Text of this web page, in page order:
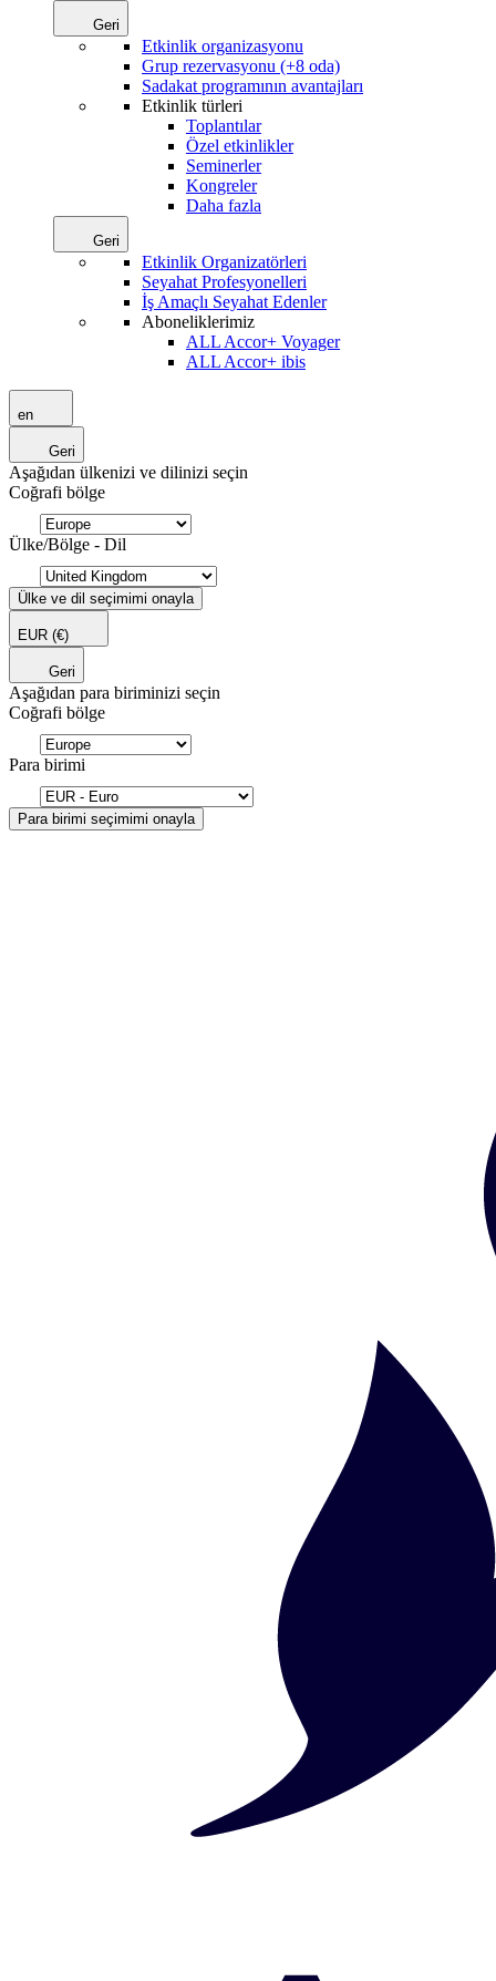
Geri
Etkinlik organizasyonu
Grup rezervasyonu (+8 oda)
Sadakat programının avantajları
Etkinlik türleri
Toplantılar
Özel etkinlikler
Seminerler
Kongreler
Daha fazla
Geri
Etkinlik Organizatörleri
Seyahat Profesyonelleri
İş Amaçlı Seyahat Edenler
Aboneliklerimiz
ALL Accor+ Voyager
ALL Accor+ ibis
en
Geri
Aşağıdan ülkenizi ve dilinizi seçin
Coğrafi bölge
Ülke/Bölge - Dil
Ülke ve dil seçimimi onayla
EUR (€)
Geri
Aşağıdan para biriminizi seçin
Coğrafi bölge
Para birimi
Para birimi seçimimi onayla